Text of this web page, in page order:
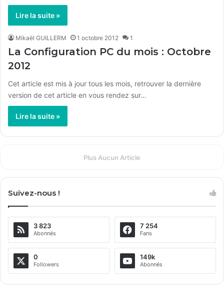
Lire la suite »
Mikaël GUILLERM 1 octobre 2012 1
La Configuration PC du mois : Octobre
2012
Cet article est mis à jour tous les mois, retrouver la dernière
version de cet article en vous rendez sur…
Lire la suite »
Plus Aucun Article
Suivez-nous !
3 823
Abonnés
7 254
Fans
0
Followers
149k
Abonnés